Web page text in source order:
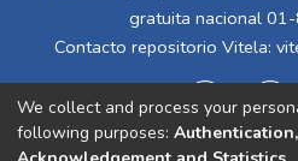
gratuita nacional
Contacto repositorio Vitela:
We collect and process your
following purposes: